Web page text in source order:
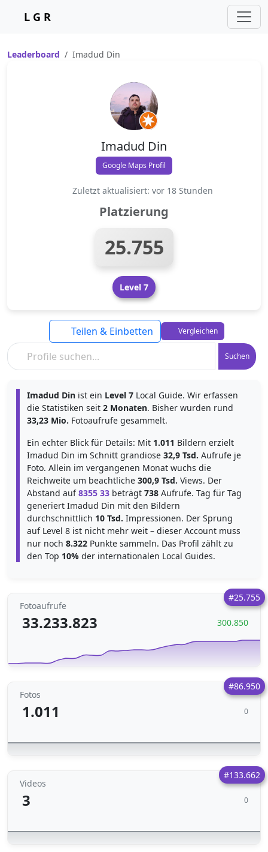
L G R
Leaderboard Imadud Din
Imadud Din
Google Maps Profil
Zuletzt aktualisiert: vor 18 Stunden
Platzierung
25.755
Level 7
Suchen
Teilen & Einbetten Vergleichen
Imadud Din ist ein Level 7 Local Guide. Wir erfassen
die Statistiken seit 2 Monaten. Bisher wurden rund
33,23 Mio. Fotoaufrufe gesammelt.
Ein echter Blick für Details: Mit 1.011 Bildern erzielt
Imadud Din im Schnitt grandiose 32,9 Tsd. Aufrufe je
Foto. Allein im vergangenen Monat wuchs die
Reichweite um beachtliche 300,9 Tsd. Views. Der
Abstand auf8355 33 beträgt 738 Aufrufe. Tag für Tag
generiert Imadud Din mit den Bildern
durchschnittlich 10 Tsd. Impressionen. Der Sprung
auf Level 8 ist nicht mehr weit – dieser Account muss
nur noch 8.322 Punkte sammeln. Das Profil zählt zu
den Top 10% der internationalen Local Guides.
#25.755
Fotoaufrufe
33.233.823 300.850
#86.950
Fotos
1.011 0
#133.662
Videos
3 0